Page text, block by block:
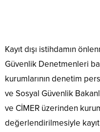
Kayıt dışı istihdamın
Güvenlik Denetmenleri
kurumlarının denetim
ve Sosyal Güvenlik
ve CİMER üzerinden
değerlendirilmesiyle kayıt